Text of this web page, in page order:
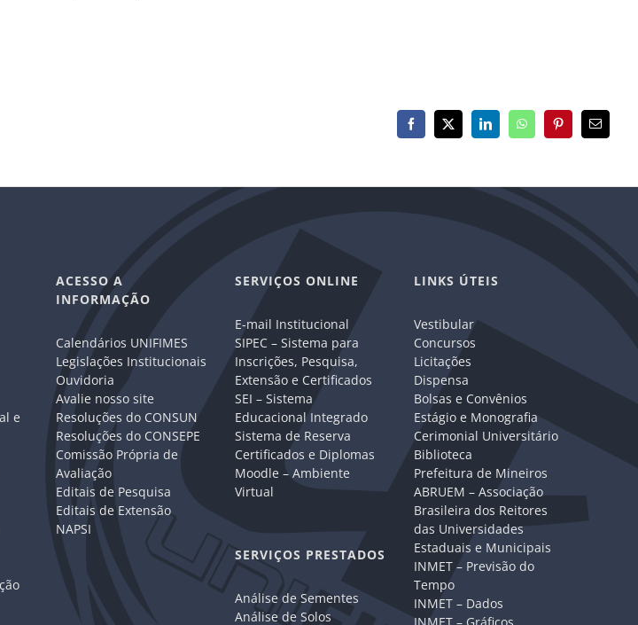
Facebook
X LinkedInWhatsAppPinterest
E-
mail
e
ACESSO A
INFORMAÇÃO
Calendários UNIFIMES
Legislações Institucionais
Ouvidoria
Avalie nosso site
Resoluções do CONSUN
Resoluções do CONSEPE
Comissão Própria de
Avaliação
Editais de Pesquisa
Editais de Extensão
NAPSI
SERVIÇOS ONLINE
E-mail Institucional
SIPEC – Sistema para
Inscrições, Pesquisa,
Extensão e Certificados
SEI – Sistema
Educacional Integrado
Sistema de Reserva
Certificados e Diplomas
Moodle – Ambiente
Virtual
SERVIÇOS PRESTADOS
Análise de Sementes
Análise de Solos
LINKS ÚTEIS
Vestibular
Concursos
Licitações
Dispensa
Bolsas e Convênios
Estágio e Monografia
Cerimonial Universitário
Biblioteca
Prefeitura de Mineiros
ABRUEM – Associação
Brasileira dos Reitores
das Universidades
Estaduais e Municipais
INMET – Previsão do
Tempo
INMET – Dados
INMET – Gráficos